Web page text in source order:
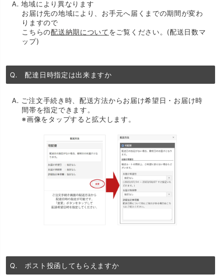
A. 地域により異なります
お届け先の地域により、お手元へ届くまでの期間が変わ
りますので
こちらの配送納期についてをご覧ください。(配送日数マ
ップ)
Q. 配達日時指定は出来ますか
A. ご注文手続き時、配送方法からお届け希望日・お届け時
間帯を指定できます。
※画像をタップすると拡大します。
Q. ポスト投函してもらえますか